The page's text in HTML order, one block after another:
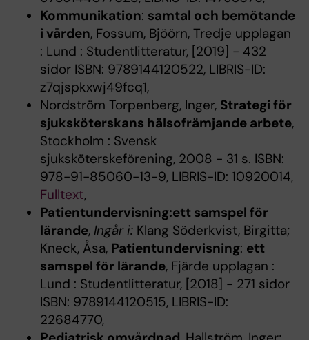
Kommunikation: samtal och bemötande
i vården, Fossum, Bjöörn, Tredje upplagan
: Lund : Studentlitteratur, [2019] - 432
sidor ISBN: 9789144120522, LIBRIS-ID:
z7qjspkxwj49fcq1,
Nordström Torpenberg, Inger, Strategi för
sjuksköterskans hälsofrämjande arbete,
Stockholm : Svensk
sjuksköterskeförening, 2008 - 31 s. ISBN:
978-91-85060-13-9, LIBRIS-ID: 10920014,
Fulltext,
Patientundervisning:ett samspel för
lärande, Ingår i:Klang Söderkvist, Birgitta;
Kneck, Åsa, Patientundervisning: ett
samspel för lärande, Fjärde upplagan :
Lund : Studentlitteratur, [2018] - 271 sidor
ISBN: 9789144120515, LIBRIS-ID:
22684770,